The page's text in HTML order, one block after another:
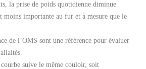
la prise de poids quotidienne diminue
moins importante au fur et à mesure que le
de l’OMS sont une référence pour évaluer
courbe suive le même couloir, soit